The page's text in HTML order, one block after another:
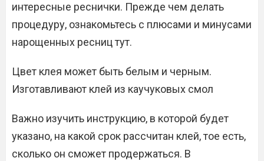
интересные реснички. Прежде чем делать
процедуру, ознакомьтесь с плюсами и минусами
нарощенных ресниц тут.
Цвет клея может быть белым и черным.
Изготавливают клей из каучуковых смол
Важно изучить инструкцию, в которой будет
указано, на какой срок рассчитан клей, тое есть,
сколько он сможет продержаться. В